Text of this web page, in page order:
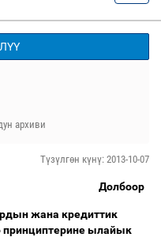
архиви
Түзүлгөн күнү: 2013-10-07
Долбоор
жана кредиттик
принциптерине ылайык